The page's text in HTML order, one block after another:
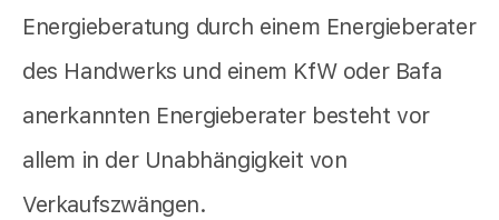
Energieberatung durch einem Energieberater
des Handwerks und einem KfW oder Bafa
anerkannten Energieberater besteht vor
allem in der Unabhängigkeit von
Verkaufszwängen.